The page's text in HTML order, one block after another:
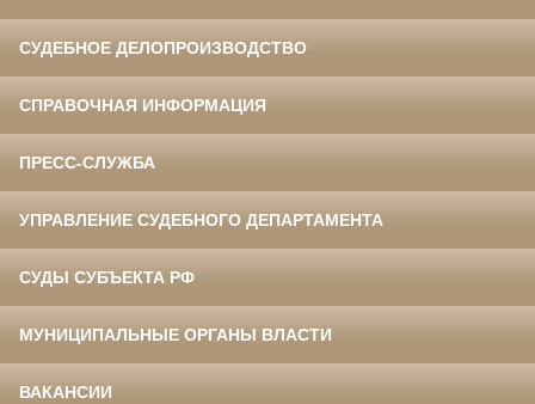
СУДЕБНОЕ ДЕЛОПРОИЗВОДСТВО
СПРАВОЧНАЯ ИНФОРМАЦИЯ
ПРЕСС-СЛУЖБА
УПРАВЛЕНИЕ СУДЕБНОГО ДЕПАРТАМЕНТА
СУДЫ СУБЪЕКТА РФ
МУНИЦИПАЛЬНЫЕ ОРГАНЫ ВЛАСТИ
ВАКАНСИИ